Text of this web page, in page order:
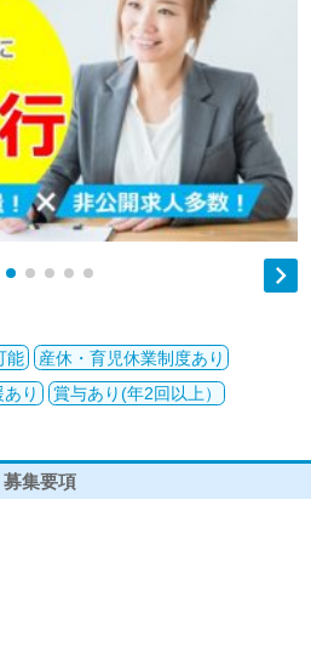

能
産休・育児休業制度あり
り
賞与あり(年2回以上）
募集要項